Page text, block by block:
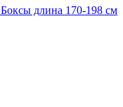
Боксы длина 170-198 см